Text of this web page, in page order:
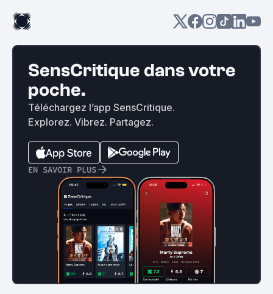
SensCritique dans votre
poche.
Téléchargez l’app SensCritique.
Explorez. Vibrez. Partagez.
EN SAVOIR PLUS